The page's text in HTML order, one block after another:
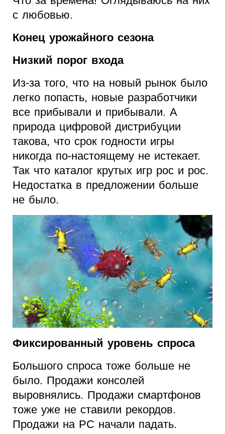
с любовью.
Конец урожайного сезона
Низкий порог входа
Из-за того, что на новый рынок было
легко попасть, новые разработчики
все прибывали и прибывали. А
природа цифровой дистрибуции
такова, что срок годности игры
никогда по-настоящему не истекает.
Так что каталог крутых игр рос и рос.
Недостатка в предложении больше
не было.
Фиксированный уровень спроса
Большого спроса тоже больше не
было. Продажи консолей
выровнялись. Продажи смартфонов
тоже уже не ставили рекордов.
Продажи на PC начали падать.